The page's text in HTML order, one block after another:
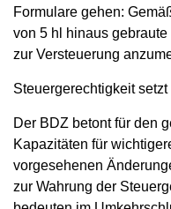
Formulare gehen:
von 5 hl hinaus
zur Versteuerung
Steuergerechtigkeit
Der BDZ betont für den
Kapazitäten für
vorgesehenen
zur Wahrung der